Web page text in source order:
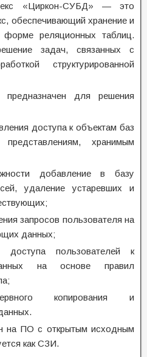
«Циркон-СУБД» — это
обеспечивающий хранение и
реляционных таблиц.
задач, связанных с
структурированной
для решения
доступа к объектам баз
хранимым
добавление в базу
удаление устаревших и
запросов пользователя на
данных;
доступа пользователей к
на основе правил
копирования и
на ПО с открытым исходным
как СЗИ.